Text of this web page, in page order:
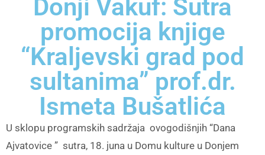
Donji Vakuf: Sutra
promocija knjige
“Kraljevski grad pod
sultanima” prof.dr.
Ismeta Bušatlića
U sklopu programskih sadržaja ovogodišnjih “Dana
Ajvatovice ” sutra, 18. juna u Domu kulture u Donjem